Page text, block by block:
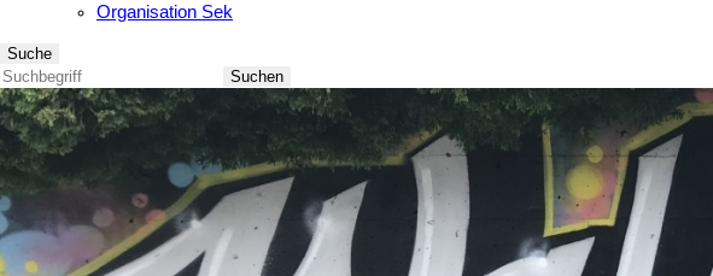
Organisation Sek
Suche
Suchen